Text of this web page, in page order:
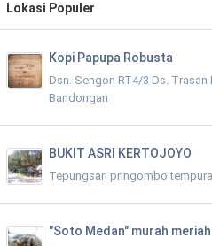
Lokasi Populer
Kopi Papupa Robusta
Dsn. Sengon RT4/3 Ds. Trasan
Bandongan
BUKIT ASRI KERTOJOYO
Tepungsari pringombo
"Soto Medan" murah meriah